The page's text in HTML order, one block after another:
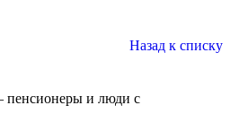
Назад к списку
пенсионеры и люди с